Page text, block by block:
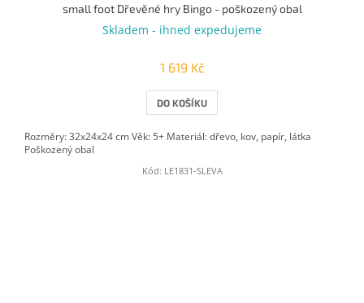
small foot Dřevěné hry Bingo - poškozený obal
Skladem - ihned expedujeme
1 619 Kč
DO KOŠÍKU
Rozměry: 32x24x24 cm Věk: 5+ Materiál: dřevo, kov, papír, látka
Poškozený obal
Kód: LE1831-SLEVA